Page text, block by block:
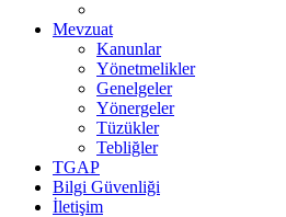
Mevzuat
Kanunlar
Yönetmelikler
Genelgeler
Yönergeler
Tüzükler
Tebliğler
TGAP
Bilgi Güvenliği
İletişim